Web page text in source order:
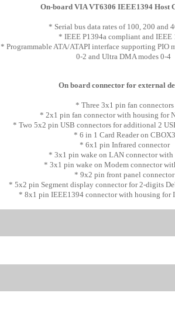
On-board VIA VT6306 IEEE1394 Host
* Serial bus data rates of 100, 200 and
* IEEE P1394a compliant and IEEE
* Programmable ATA/ATAPI interface supporting PIO
0-2 and Ultra DMA modes 0-4
On board connector for external
* Three 3x1 pin fan connectors
* 2x1 pin fan connector with housing for
* Two 5x2 pin USB connectors for additional 2
* 6 in 1 Card Reader on CBOX3
* 6x1 pin Infrared connector
* 3x1 pin wake on LAN connector with
* 3x1 pin wake on Modem connector
* 9x2 pin front panel connector
* 5x2 pin Segment display connector for 2-digits
* 8x1 pin IEEE1394 connector with housing for